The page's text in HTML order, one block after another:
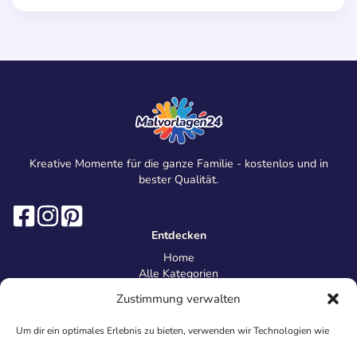
Zustimmung verwalten
Um dir ein optimales Erlebnis zu bieten, verwenden wir Technologien wie
Kreative Momente für die ganze Familie - kostenlos und in
bester Qualität.
Entdecken
Home
Alle Kategorien
Information
Über uns